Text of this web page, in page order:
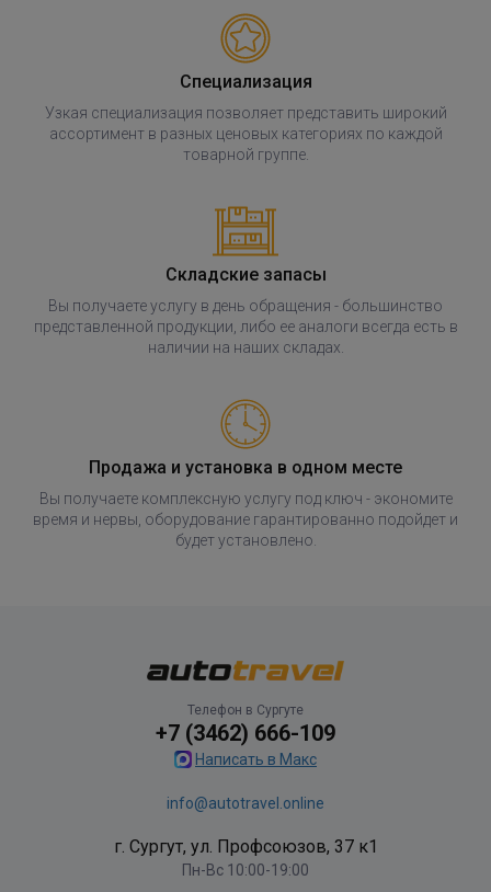
Специализация
Узкая специализация позволяет представить широкий
ассортимент в разных ценовых категориях по каждой
товарной группе.
Складские запасы
Вы получаете услугу в день обращения - большинство
представленной продукции, либо ее аналоги всегда есть в
наличии на наших складах.
Продажа и установка в одном месте
Вы получаете комплексную услугу под ключ - экономите
время и нервы, оборудование гарантированно подойдет и
будет установлено.
Телефон в Сургуте
+7 (3462) 666-109
Написать в Макс
info@autotravel.online
г. Сургут, ул. Профсоюзов, 37 к1
Пн-Вс 10:00-19:00